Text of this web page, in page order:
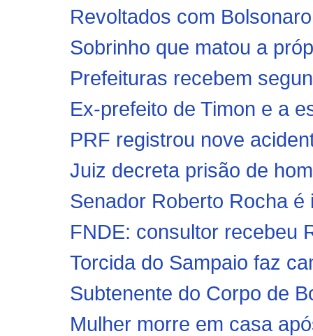
Revoltados com
Sobrinho que matou a
Prefeituras recebem
Ex-prefeito de Timon e a
PRF registrou nove
Juiz decreta prisão de
Senador Roberto Rocha
FNDE: consultor recebeu
Torcida do Sampaio faz
Subtenente do Corpo de
Mulher morre em casa